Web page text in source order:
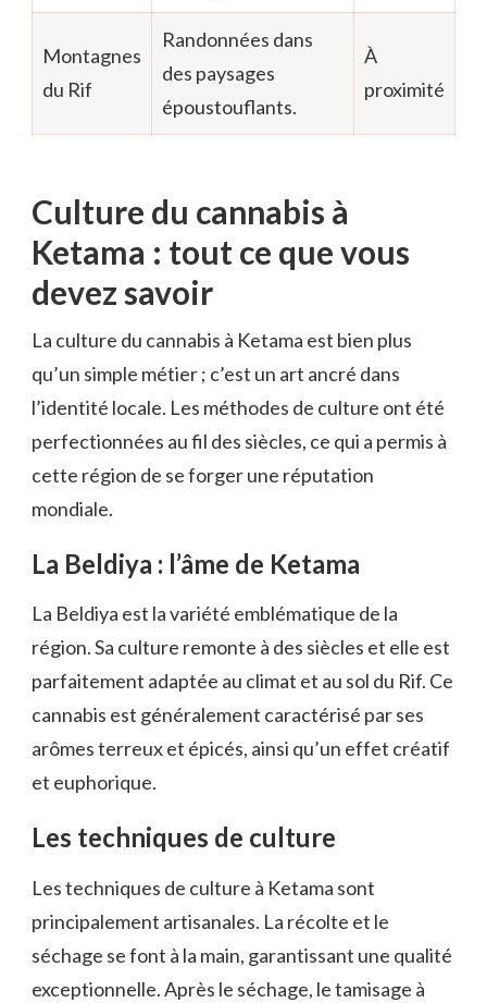
Montagnes
du Rif
Randonnées dans
des paysages
époustouflants.
À
proximité
Culture du cannabis à
Ketama : tout ce que vous
devez savoir
La culture du cannabis à Ketama est bien plus
qu’un simple métier ; c’est un art ancré dans
l’identité locale. Les méthodes de culture ont été
perfectionnées au fil des siècles, ce qui a permis à
cette région de se forger une réputation
mondiale.
La Beldiya : l’âme de Ketama
La Beldiya est la variété emblématique de la
région. Sa culture remonte à des siècles et elle est
parfaitement adaptée au climat et au sol du Rif. Ce
cannabis est généralement caractérisé par ses
arômes terreux et épicés, ainsi qu’un effet créatif
et euphorique.
Les techniques de culture
Les techniques de culture à Ketama sont
principalement artisanales. La récolte et le
séchage se font à la main, garantissant une qualité
exceptionnelle. Après le séchage, le tamisage à